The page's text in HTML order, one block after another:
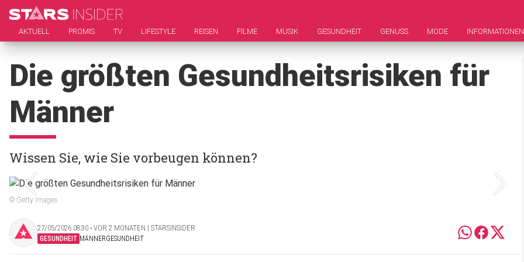
AKTUELL PROMIS TV LIFESTYLE REISEN FILME MUSIK GESUNDHEIT GENUSS MODE INFORMATIONEN
Die größten Gesundheitsrisiken für
Männer
Wissen Sie, wie Sie vorbeugen können?
© Getty Images
27/05/2026 08:30 ‧ VOR 2 MONATEN | STARSINSIDER
GESUNDHEIT MÄNNERGESUNDHEIT